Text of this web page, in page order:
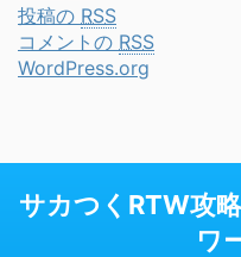
投稿の RSS
コメントの RSS
WordPress.org
サカつくRTW攻
ワ